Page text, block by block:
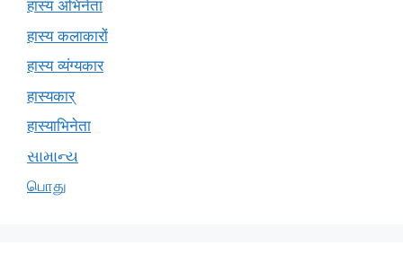
हास्य अभिनेता
हास्य कलाकारों
हास्य व्यंग्यकार
हास्यकार्
हास्याभिनेता
સામાન્ય
பொது